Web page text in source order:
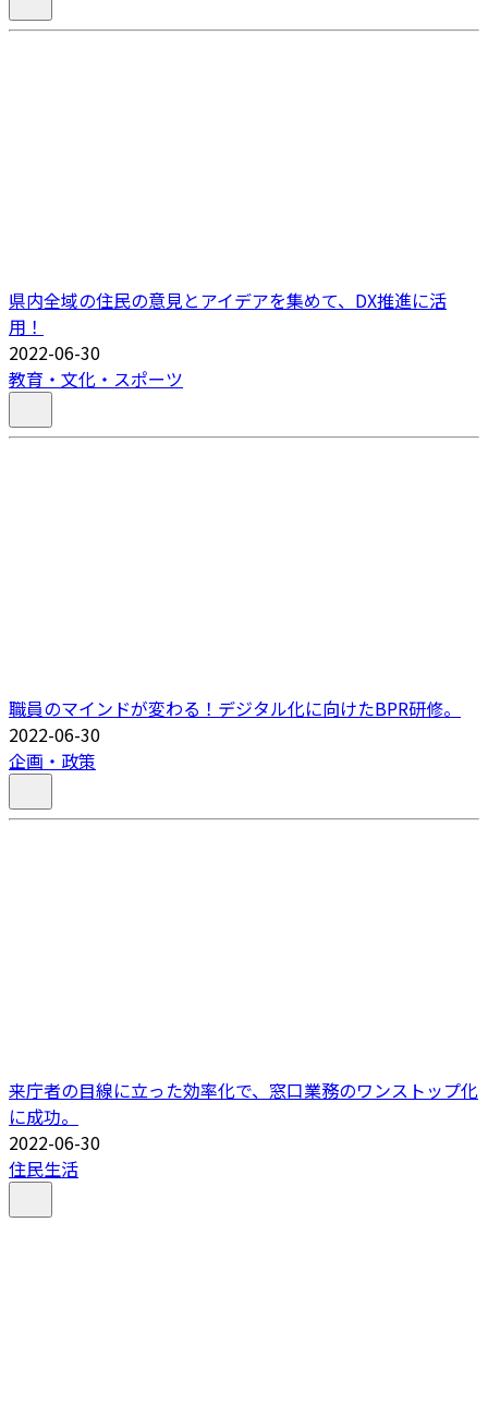
県内全域の住民の意見とアイデアを集めて、DX推進に活
用！
2022-06-30
教育・文化・スポーツ
職員のマインドが変わる！デジタル化に向けたBPR研修。
2022-06-30
企画・政策
来庁者の目線に立った効率化で、窓口業務のワンストップ化
に成功。
2022-06-30
住民生活